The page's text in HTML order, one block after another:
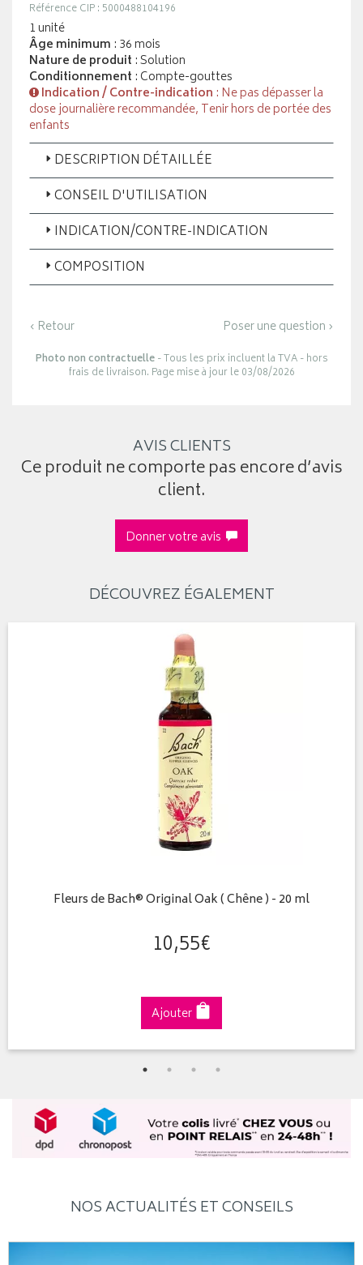
Référence CIP : 5000488104196
1 unité
Âge minimum : 36 mois
Nature de produit : Solution
Conditionnement : Compte-gouttes
Indication / Contre-indication : Ne pas dépasser la
dose journalière recommandée, Tenir hors de portée des
enfants
DESCRIPTION DÉTAILLÉE
CONSEIL D'UTILISATION
INDICATION/CONTRE-INDICATION
COMPOSITION
‹ Retour Poser une question ›
Photo non contractuelle- Tous les prix incluent la TVA - hors
frais de livraison. Page mise à jour le 03/08/2026
AVIS CLIENTS
Ce produit ne comporte pas encore d’avis
client.
Donner votre avis
DÉCOUVREZ ÉGALEMENT
Fleurs de Bach® Original Oak ( Chêne ) - 20 ml
10,55€
Ajouter
NOS ACTUALITÉS ET CONSEILS